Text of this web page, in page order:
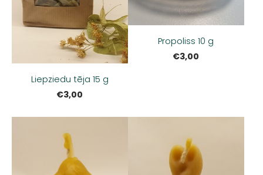
Liepziedu tēja 15 g
€3,00
Propoliss 10 g
€3,00